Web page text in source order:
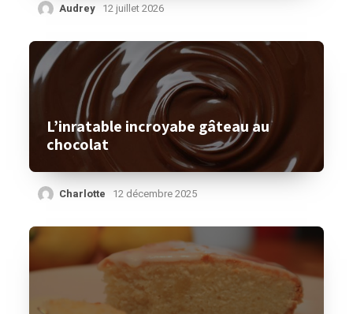
Audrey 12 juillet 2026
L’inratable incroyabe gâteau au
chocolat
Charlotte 12 décembre 2025